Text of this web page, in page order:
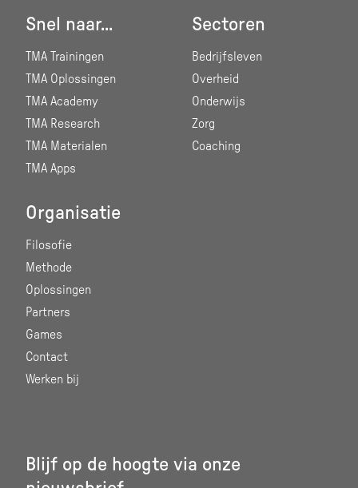
Snel naar...
TMA Trainingen
TMA Oplossingen
TMA Academy
TMA Research
TMA Materialen
TMA Apps
Sectoren
Bedrijfsleven
Overheid
Onderwijs
Zorg
Coaching
Organisatie
Filosofie
Methode
Oplossingen
Partners
Games
Contact
Werken bij
Blijf op de hoogte via onze